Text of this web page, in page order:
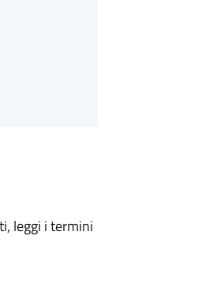
leggi i termini